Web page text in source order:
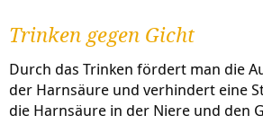
Trinken gegen Gicht
Durch das Trinken fördert man die
der Harnsäure und verhindert eine
die Harnsäure in der Niere und den